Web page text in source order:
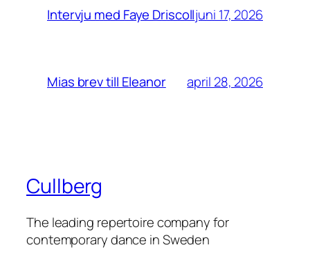
Intervju med Faye Driscolljuni 17, 2026
Mias brev till Eleanor april 28, 2026
Cullberg
The leading repertoire company for
contemporary dance in Sweden